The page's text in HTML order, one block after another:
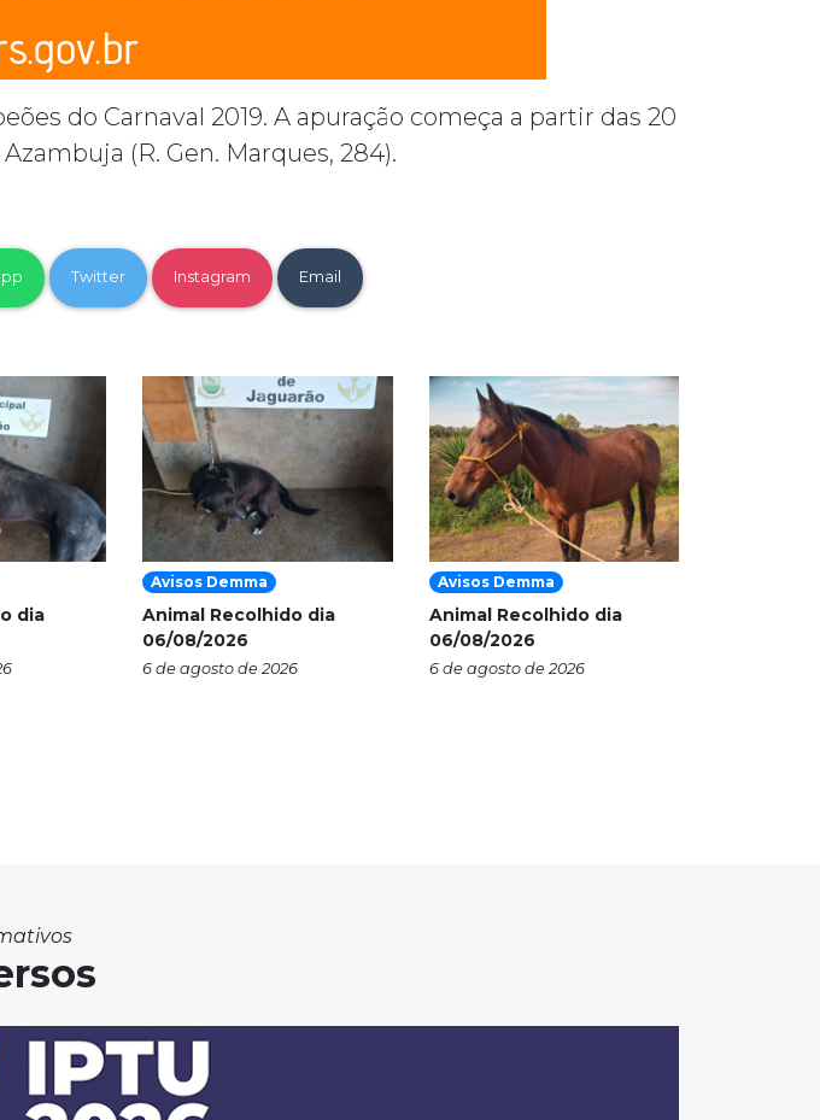
do Carnaval 2019. A apuração começa a partir das 20
(R. Gen. Marques, 284).
Twitter Instagram Email
dia
Avisos Demma
Animal Recolhido dia
06/08/2026
6 de agosto de 2026
Avisos Demma
Animal Recolhido dia
06/08/2026
6 de agosto de 2026